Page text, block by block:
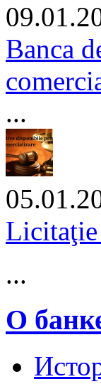
Banca
...
Licitaţie
...
О